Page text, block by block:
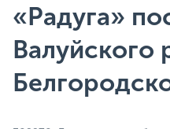
«Радуга»
Валуйского